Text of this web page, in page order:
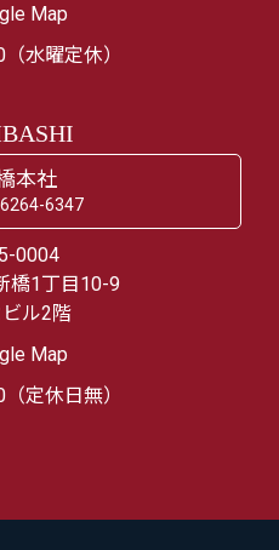
Map
水曜定休）
本社
6347
0004
橋1丁目10-9
ル2階
Map
定休日無）